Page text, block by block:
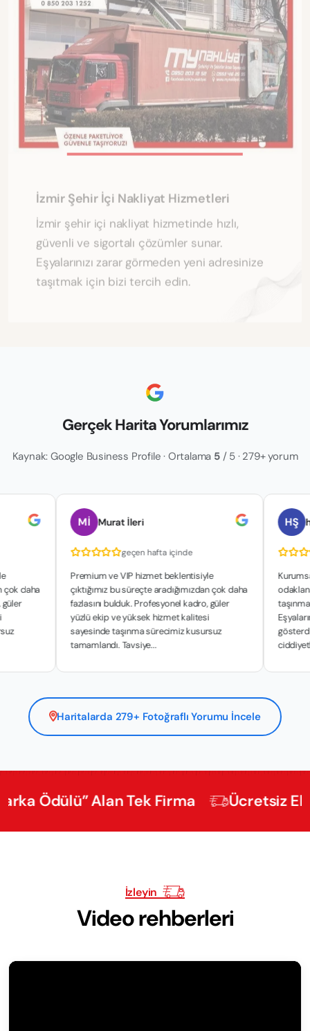
İzmir şehir içi nakliyat hizmetinde hızlı,
güvenli ve sigortalı çözümler sunar.
Eşyalarınızı zarar görmeden yeni adresinize
taşıtmak için bizi tercih edin.
Gerçek Harita Yorumlarımız
Kaynak: Google Business Profile · Ortalama 5/ 5 · 279+ yorum
Murat İleri
geçen hafta içinde
Premium ve VIP hizmet beklentisiyle
çıktığımız bu süreçte aradığımızdan çok daha
fazlasını bulduk. Profesyonel kadro, güler
yüzlü ekip ve yüksek hizmet kalitesi
sayesinde taşınma sürecimiz kusursuz
tamamlandı. Tavsiye...
hakan
Kurumsal
odaklanan
taşınma
Eşyalarımızın
gösterdikleri
ciddiyetle y...
Haritalarda 279+ Fotoğraflı Yorumu İncele
Alan Tek Firma Ücretsiz Ekspertiz
İzleyin
Video rehberleri